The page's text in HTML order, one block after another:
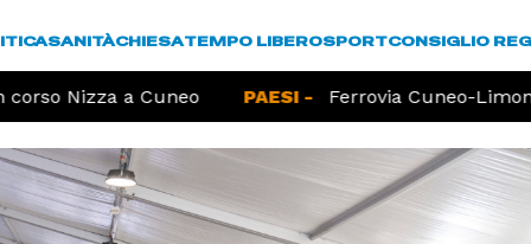
SANITÀCHIESATEMPO LIBEROSPORTCONSIGLIO
Nizza a Cuneo PAESI - Ferrovia Cuneo-